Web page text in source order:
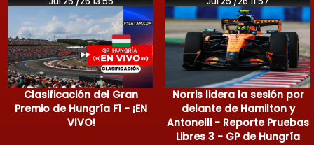
Clasificación del Gran
Premio de Hungría F1 - ¡EN
VIVO!
Norris lidera la sesión por
delante de Hamilton y
Antonelli - Reporte Pruebas
Libres 3 - GP de Hungría